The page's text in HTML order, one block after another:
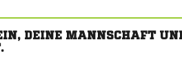
DEINE MANNSCHAFT